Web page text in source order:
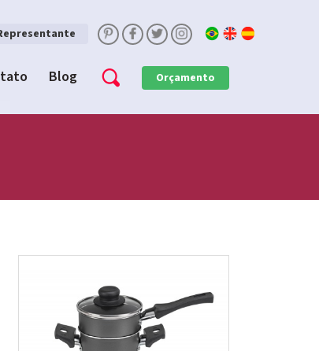
Blog Orçamento